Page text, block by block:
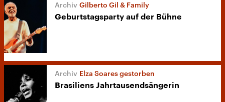
Gilberto Gil & Family
Geburtstagsparty auf der Bühne
Elza Soares gestorben
Brasiliens Jahrtausendsängerin